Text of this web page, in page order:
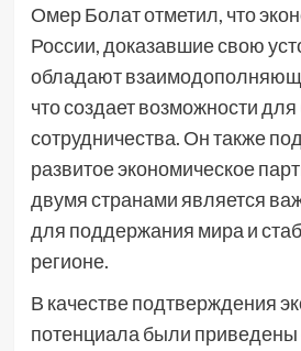
Омер Болат отметил, что
России, доказавшие свою
обладают
что создает возможности
сотрудничества. Он также
развитое экономическое
двумя странами является
для поддержания мира и
регионе.
В качестве подтверждения
потенциала были приведены